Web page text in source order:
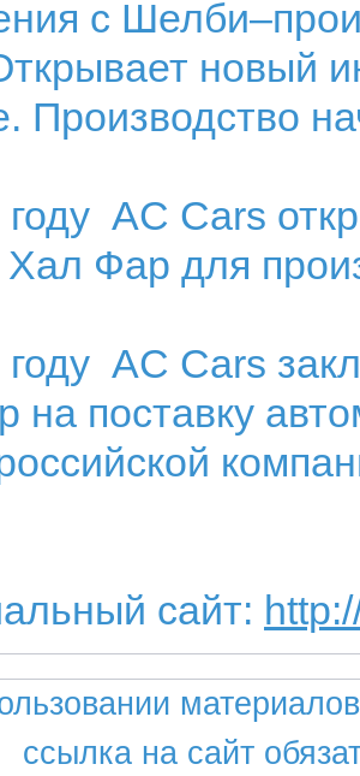
с
новый
Производство
AC Cars
Хал Фар для
AC Cars
на поставку
сайт:
ссылка на сайт